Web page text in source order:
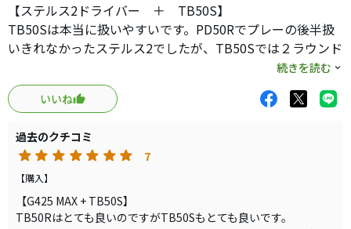
【ステルス2ドライバー ＋ TB50S】
TB50Sは本当に扱いやすいです。PD50Rでプレーの後半扱
いきれなかったステルス2でしたが、TB50Sでは２ラウンド
しても安定して振れます。このコンビネーションでは爆発
的な1発はまだ出ていませんが、安定して旗を越えてくれま
す。左にやや不安要素を感じましたが、手打ちさえ出なけ
正しいスィングプレーンの再現が出来ている方なら誰で
もTBの良さを感じると思います。ミスが出ません。個人的
にはしなりがとても素直でタイミングが合わせ易いと思い
ます。新しいヘッドに変えても２，3回振るとタイミングが
取れてしまいました。
続きを読む
いいね
過去のクチコミ
7
【購入】
【G425 MAX + TB50S】
TB50Rはとても良いのですがTB50Sもとても良いです。